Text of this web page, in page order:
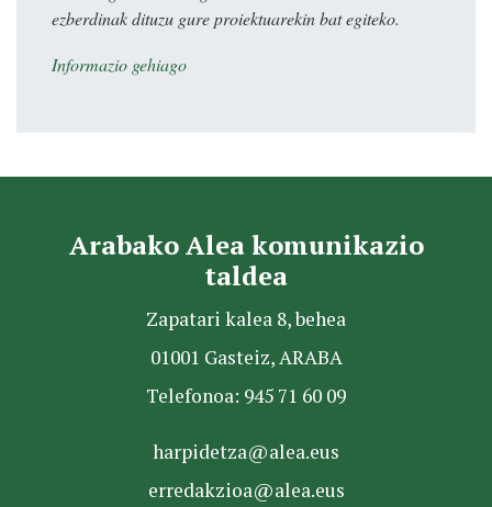
ezberdinak dituzu gure proiektuarekin bat egiteko.
Informazio gehiago
Arabako Alea komunikazio
taldea
Zapatari kalea 8, behea
01001 Gasteiz, ARABA
Telefonoa: 945 71 60 09
harpidetza@alea.eus
erredakzioa@alea.eus